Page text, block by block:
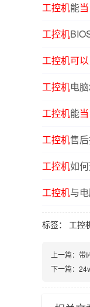
工控机能
工控机
工控机可以
工控机电
工控机能
工控机售
工控机如
工控机与
标签： 工控
上一篇： 带
下一篇：